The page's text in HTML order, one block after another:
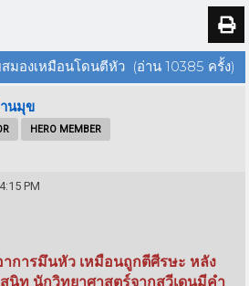
มองเหมือนโดนตีหัว (อ่าน 10385 ครั้ง)
นมุข
HERO MEMBER
PM
การมึนหัว เหมือนถูกตีศีรษะ หลัง
ท นักวิทยาศาสตร์จากสวีเดนมีคำ